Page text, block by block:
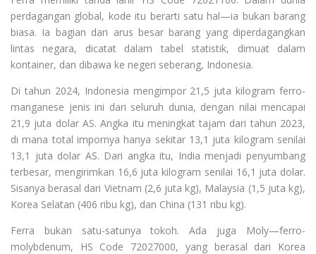
perdagangan global, kode itu berarti satu hal—ia bukan barang
biasa. Ia bagian dari arus besar barang yang diperdagangkan
lintas negara, dicatat dalam tabel statistik, dimuat dalam
kontainer, dan dibawa ke negeri seberang, Indonesia.
Di tahun 2024, Indonesia mengimpor 21,5 juta kilogram ferro-
manganese jenis ini dari seluruh dunia, dengan nilai mencapai
21,9 juta dolar AS. Angka itu meningkat tajam dari tahun 2023,
di mana total impornya hanya sekitar 13,1 juta kilogram senilai
13,1 juta dolar AS. Dari angka itu, India menjadi penyumbang
terbesar, mengirimkan 16,6 juta kilogram senilai 16,1 juta dolar.
Sisanya berasal dari Vietnam (2,6 juta kg), Malaysia (1,5 juta kg),
Korea Selatan (406 ribu kg), dan China (131 ribu kg).
Ferra bukan satu-satunya tokoh. Ada juga Moly—ferro-
molybdenum, HS Code 72027000, yang berasal dari Korea